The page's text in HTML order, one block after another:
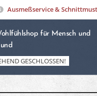
Ausmeßservice &
für Mensch und
GESCHLOSSEN!